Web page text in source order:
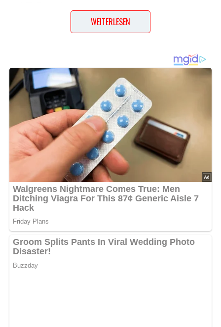
Lob, Kritik, Fragen oder Anregungen zum Rezept?
Und so wird es gemacht…
Den Backofen auf 220 °C vorheizen. Die Aubergine
waschen, putzen, auf ein Backblech legen und im Ofen
20 Minuten garen, bis sie weich ist. Herausnehmen, das
Fruchtfleisch herauskratzen und mit dem Frischkäse
pürieren. Mit Knoblauch, Salz und Pfeffer würzen.
Die Backofentemperatur auf 100 °C herunterschalten und
ein Ofengitter auf die mittlere Schiene schieben. Das
Lachsfilet waschen und trocken tupfen. Mit Salz, Pfeffer
und etwas Currypulver würzen. Auf einen Teller geben,
mit Frischhaltefolie bedecken und im Ofen 20 Minuten
garen.
Die Zucchini putzen, waschen, der Länge halbieren und
WEITERLESEN